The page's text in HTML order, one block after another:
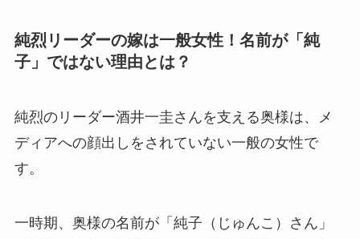
純烈リーダーの嫁は一般女性！名前が「純
子」ではない理由とは？
純烈のリーダー酒井一圭さんを支える奥様は、メ
ディアへの顔出しをされていない一般の女性で
す。
一時期、奥様の名前が「純子（じゅんこ）さん」